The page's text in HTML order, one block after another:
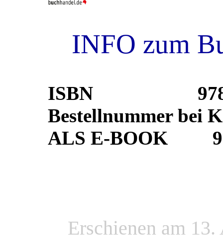
INFO zum
ISBN 978-3-
Bestellnummer
ALS E-BOOK
Erschienen am